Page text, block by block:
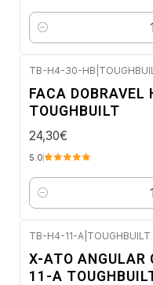
Quantidade
TB-H4-30-HB
FACA
TOUGHBUILT
24,30€
5.0
Quantidade
TB-H4-11-A TOUGHBUILT
X-ATO ANGULAR
11-A